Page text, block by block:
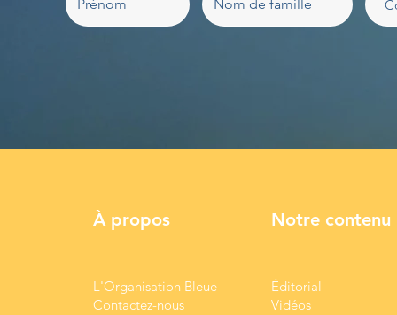
À propos Notre contenu
L'Organisation Bleue
Contactez-nous
Éditorial
Vidéos